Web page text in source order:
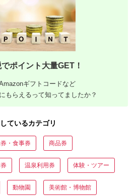
ポイント大量GET！
ギフトコードなど
もらえるって知ってましたか？
ているカテゴリ
・食事券 商品券
温泉利用券 体験・ツアー
動物園 美術館・博物館